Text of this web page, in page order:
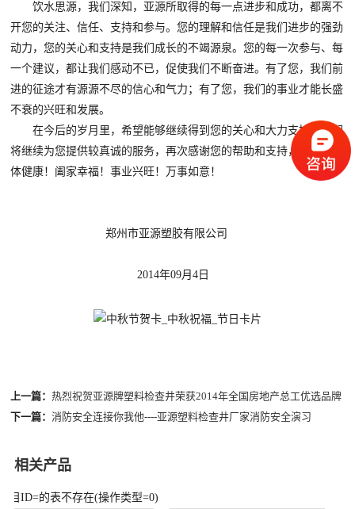
饮水思源，我们深知，亚源所取得的每一点进步和成功，都离不
开您的关注、信任、支持和参与。您的理解和信任是我们进步的强劲
动力，您的关心和支持是我们成长的不竭源泉。您的每一次参与、每
一个建议，都让我们感动不已，促使我们不断奋进。有了您，我们前
进的征途才有源源不尽的信心和气力；有了您，我们的事业才能长盛
不衰的兴旺和发展。
在今后的岁月里，希望能够继续得到您的关心和大力支持，我们
将继续为您提供较真诚的服务，再次感谢您的帮助和支持，恭祝您身
体健康！阖家幸福！事业兴旺！万事如意！
郑州市亚源塑胶有限公司
2014年09月4日
上一篇：热烈祝贺亚源牌塑料检查井荣获2014年全国房地产总工优选品牌
下一篇：消防安全连接你我他----亚源塑料检查井厂家消防安全演习
相关产品
目ID=的表不存在(操作类型=0)